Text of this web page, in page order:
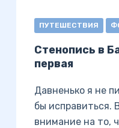
ПУТЕШЕСТВИЯ
Стенопись в
первая
Давненько я не
бы исправиться.
внимание на то,